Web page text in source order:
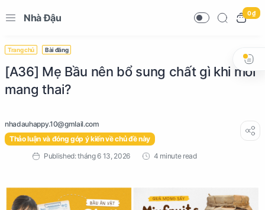
Nhà Đậu 0 ₫
Trang chủ Bài đăng
[A36] Mẹ Bầu nên bổ sung chất gì khi mới
mang thai?
Thảo luận và đóng góp ý kiến về chủ đề này
4 minute read